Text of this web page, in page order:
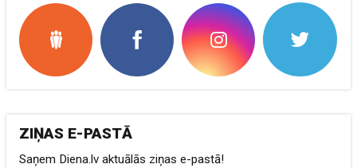
ZIŅAS E-PASTĀ
Saņem Diena.lv aktuālās ziņas e-pastā!